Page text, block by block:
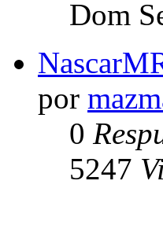
Dom
por
0
5247